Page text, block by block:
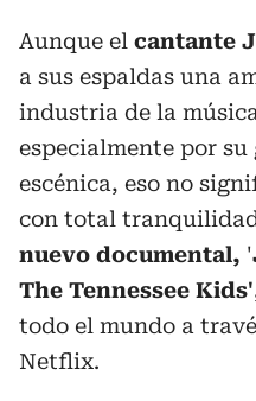
Aunque el cantante
a sus espaldas una
industria de la
especialmente por su
escénica, eso no
con total
nuevo documental, '
The Tennessee
todo el mundo a
Netflix.